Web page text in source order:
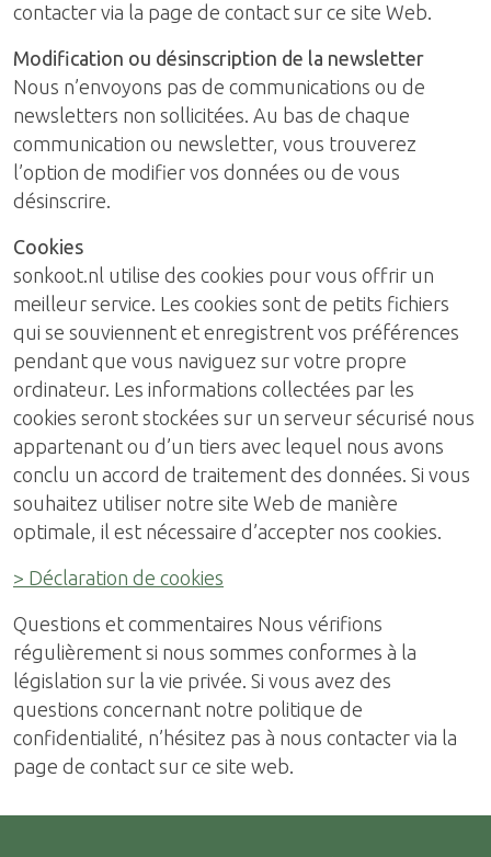
contacter via la page de contact sur ce site Web.
Modification ou désinscription de la newsletter
Nous n’envoyons pas de communications ou de
newsletters non sollicitées. Au bas de chaque
communication ou newsletter, vous trouverez
l’option de modifier vos données ou de vous
désinscrire.
Cookies
sonkoot.nl utilise des cookies pour vous offrir un
meilleur service. Les cookies sont de petits fichiers
qui se souviennent et enregistrent vos préférences
pendant que vous naviguez sur votre propre
ordinateur. Les informations collectées par les
cookies seront stockées sur un serveur sécurisé nous
appartenant ou d’un tiers avec lequel nous avons
conclu un accord de traitement des données. Si vous
souhaitez utiliser notre site Web de manière
optimale, il est nécessaire d’accepter nos cookies.
> Déclaration de cookies
Questions et commentaires Nous vérifions
régulièrement si nous sommes conformes à la
législation sur la vie privée. Si vous avez des
questions concernant notre politique de
confidentialité, n’hésitez pas à nous contacter via la
page de contact sur ce site web.